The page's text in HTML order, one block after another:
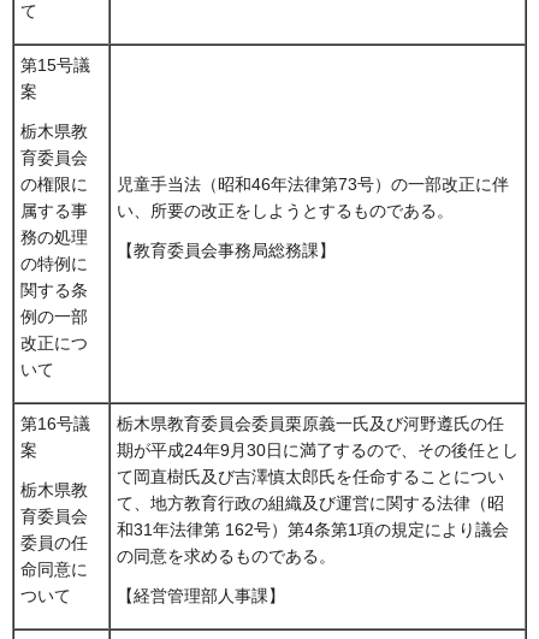
て
第15号議
案
栃木県教
育委員会
の権限に
属する事
務の処理
の特例に
関する条
例の一部
改正につ
いて
児童手当法（昭和46年法律第73号）の一部改正に伴
い、所要の改正をしようとするものである。
【教育委員会事務局総務課】
第16号議
案
栃木県教
育委員会
委員の任
命同意に
ついて
栃木県教育委員会委員栗原義一氏及び河野遵氏の任
期が平成24年9月30日に満了するので、その後任とし
て岡直樹氏及び吉澤慎太郎氏を任命することについ
て、地方教育行政の組織及び運営に関する法律（昭
和31年法律第 162号）第4条第1項の規定により議会
の同意を求めるものである。
【経営管理部人事課】